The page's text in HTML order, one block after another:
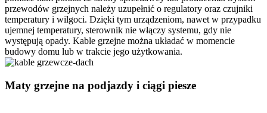
przewodów grzejnych należy uzupełnić o regulatory oraz czujniki
temperatury i wilgoci. Dzięki tym urządzeniom, nawet w przypadku
ujemnej temperatury, sterownik nie włączy systemu, gdy nie
występują opady. Kable grzejne można układać w momencie
budowy domu lub w trakcie jego użytkowania.
Maty grzejne na podjazdy i ciągi piesze